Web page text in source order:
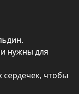
нужны для
сердечек, чтобы